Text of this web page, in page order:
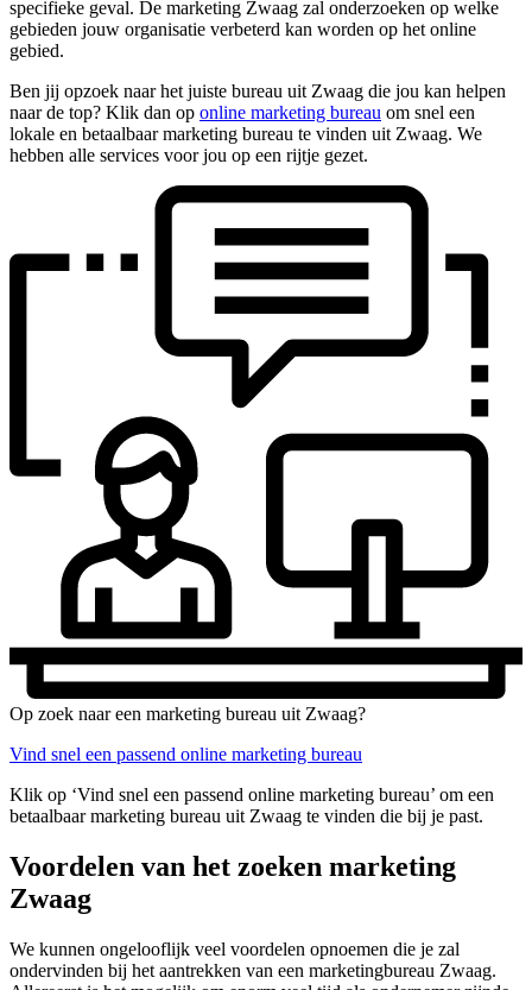
specifieke geval. De marketing Zwaag zal onderzoeken op welke
gebieden jouw organisatie verbeterd kan worden op het online
gebied.
Ben jij opzoek naar het juiste bureau uit Zwaag die jou kan helpen
naar de top? Klik dan op online marketing bureau om snel een
lokale en betaalbaar marketing bureau te vinden uit Zwaag. We
hebben alle services voor jou op een rijtje gezet.
Op zoek naar een marketing bureau uit Zwaag?
Vind snel een passend online marketing bureau
Klik op ‘Vind snel een passend online marketing bureau’ om een
betaalbaar marketing bureau uit Zwaag te vinden die bij je past.
Voordelen van het zoeken marketing
Zwaag
We kunnen ongelooflijk veel voordelen opnoemen die je zal
ondervinden bij het aantrekken van een marketingbureau Zwaag.